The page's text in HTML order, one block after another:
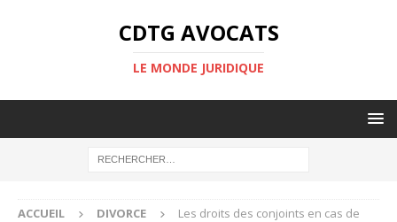
CDTG AVOCATS
LE MONDE JURIDIQUE
ACCUEIL DIVORCE
Les droits des conjoints en cas de